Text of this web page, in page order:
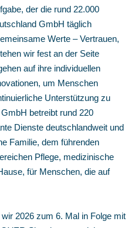
der die rund 22.000
GmbH täglich
Werte – Vertrauen,
wir fest an der Seite
auf ihre individuellen
um Menschen
Unterstützung zu
betreibt rund 220
Dienste deutschlandweit und
Familie, dem führenden
Pflege, medizinische
für Menschen, die auf
2026 zum 6. Mal in Folge mit